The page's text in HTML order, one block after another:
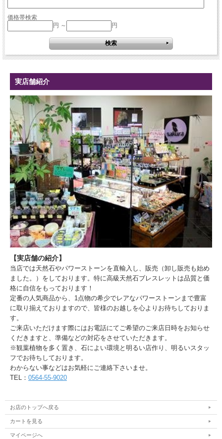
価格帯検索
円 ～
円
実店舗紹介
【実店舗の紹介】
当店では天然石やパワーストーンを直輸入し、販売（卸し販売も始め
ました。）をしております。特に高級天然石ブレスレットは品質と価
格に自信をもっております！
定番の人気商品から、1点物の希少でレアなパワーストーンまで豊富
に取り揃えておりますので、皆様のお越しを心よりお待ちしておりま
す。
ご来店いただけます際にはお電話にてご希望のご来店日時をお知らせ
くだきますと、準備などの対応をさせていただきます。
※観葉植物を多く置き、石によい環境と明るい店作り、明るいスタッ
フでお待ちしております。
わからない事などはお気軽にご連絡下さいませ。
TEL： 0564-55-9020
お店のトップへ戻る
カートを見る
マイページへ